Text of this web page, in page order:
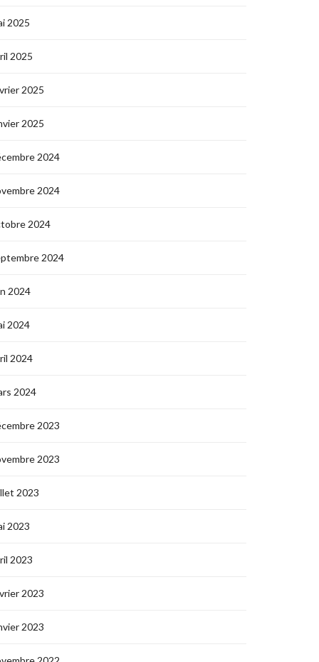
2025
2025
2025
2025
2024
2024
2024
2024
2024
2024
2024
2024
2023
2023
2023
2023
2023
2023
2023